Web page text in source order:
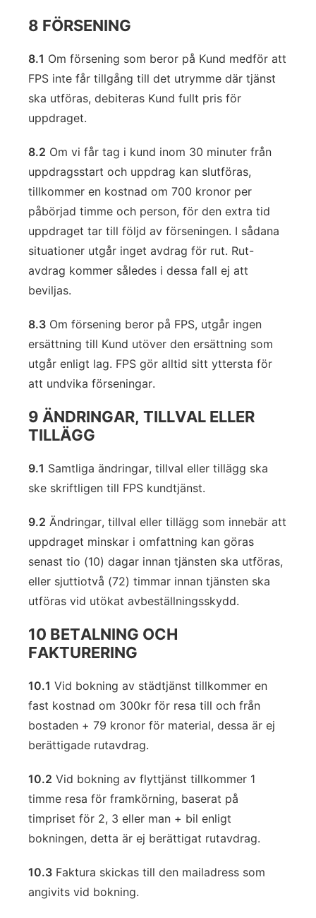
8 FÖRSENING
8.1 Om försening som beror på Kund medför att
FPS inte får tillgång till det utrymme där tjänst
ska utföras, debiteras Kund fullt pris för
uppdraget.
8.2 Om vi får tag i kund inom 30 minuter från
uppdragsstart och uppdrag kan slutföras,
tillkommer en kostnad om 700 kronor per
påbörjad timme och person, för den extra tid
uppdraget tar till följd av förseningen. I sådana
situationer utgår inget avdrag för rut. Rut-
avdrag kommer således i dessa fall ej att
beviljas.
8.3 Om försening beror på FPS, utgår ingen
ersättning till Kund utöver den ersättning som
utgår enligt lag. FPS gör alltid sitt yttersta för
att undvika förseningar.
9 ÄNDRINGAR, TILLVAL ELLER
TILLÄGG
9.1 Samtliga ändringar, tillval eller tillägg ska
ske skriftligen till FPS kundtjänst.
9.2 Ändringar, tillval eller tillägg som innebär att
uppdraget minskar i omfattning kan göras
senast tio (10) dagar innan tjänsten ska utföras,
eller sjuttiotvå (72) timmar innan tjänsten ska
utföras vid utökat avbeställningsskydd.
10 BETALNING OCH
FAKTURERING
10.1 Vid bokning av städtjänst tillkommer en
fast kostnad om 300kr för resa till och från
bostaden + 79 kronor för material, dessa är ej
berättigade rutavdrag.
10.2 Vid bokning av flyttjänst tillkommer 1
timme resa för framkörning, baserat på
timpriset för 2, 3 eller man + bil enligt
bokningen, detta är ej berättigat rutavdrag.
10.3 Faktura skickas till den mailadress som
angivits vid bokning.